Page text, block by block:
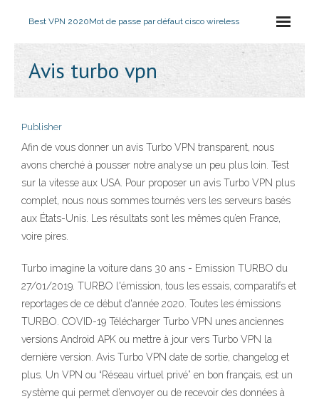
Best VPN 2020Mot de passe par défaut cisco wireless
Avis turbo vpn
Publisher
Afin de vous donner un avis Turbo VPN transparent, nous
avons cherché à pousser notre analyse un peu plus loin. Test
sur la vitesse aux USA. Pour proposer un avis Turbo VPN plus
complet, nous nous sommes tournés vers les serveurs basés
aux États-Unis. Les résultats sont les mêmes qu’en France,
voire pires.
Turbo imagine la voiture dans 30 ans - Emission TURBO du
27/01/2019. TURBO l'émission, tous les essais, comparatifs et
reportages de ce début d'année 2020. Toutes les émissions
TURBO. COVID-19 Télécharger Turbo VPN unes anciennes
versions Android APK ou mettre à jour vers Turbo VPN la
dernière version. Avis Turbo VPN date de sortie, changelog et
plus. Un VPN ou “Réseau virtuel privé” en bon français, est un
système qui permet d’envoyer ou de recevoir des données à